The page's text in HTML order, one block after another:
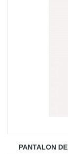
PANTALON